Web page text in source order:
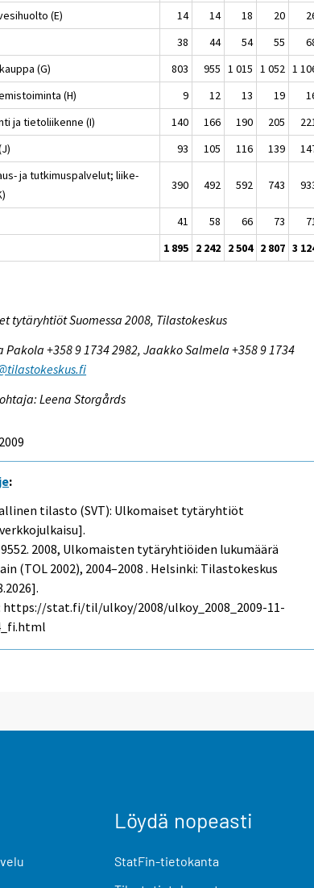
(E)
14 14 18 20
38 44 54 55
(G)
803 955 1 015 1 052 1
(H)
9 12 13 19
ja tietoliikenne (I)
140 166 190 205
93 105 116 139
ja tutkimuspalvelut; liike-
390 492 592 743
41 58 66 73
1 895 2 242 2 504 2 807 3
tytäryhtiöt Suomessa 2008, Tilastokeskus
+358 9 1734 2982, Jaakko Salmela +358 9 1734
Leena Storgårds
:
tilasto (SVT): Ulkomaiset tytäryhtiöt
9552. 2008, Ulkomaisten tytäryhtiöiden lukumäärä
(TOL 2002), 2004–2008 . Helsinki: Tilastokeskus
https://stat.fi/til/ulkoy/2008/ulkoy_2008_2009-11-
Löydä nopeasti
StatFin-tietokanta